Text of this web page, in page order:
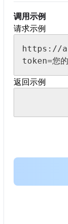
调用示例
请求示例
https://
token=您
返回示例